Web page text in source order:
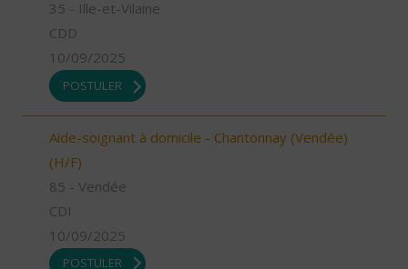
35 - Ille-et-Vilaine
CDD
10/09/2025
POSTULER
Aide-soignant à domicile - Chantonnay (Vendée)
(H/F)
85 - Vendée
CDI
10/09/2025
POSTULER